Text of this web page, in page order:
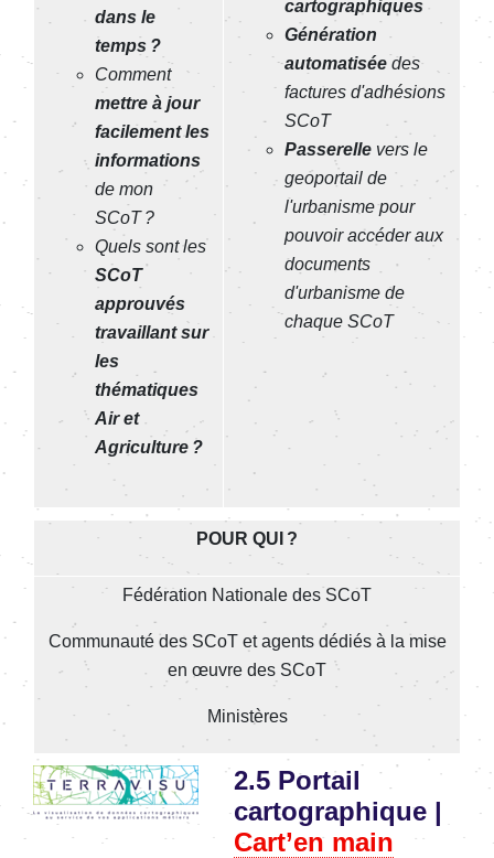
dans le
temps ?
Comment
mettre à jour
facilement les
informations
de mon
SCoT ?
Quels sont les
SCoT
approuvés
travaillant sur
les
thématiques
Air et
Agriculture ?
cartographiques
Génération
automatisée des
factures d'adhésions
SCoT
Passerelle vers le
geoportail de
l'urbanisme pour
pouvoir accéder aux
documents
d'urbanisme de
chaque SCoT
POUR QUI ?
Fédération Nationale des SCoT
Communauté des SCoT et agents dédiés à la mise
en œuvre des SCoT
Ministères
Image 2.5 Portail
cartographique |
Cart’en main